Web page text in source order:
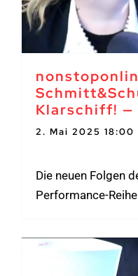
Klarschiff! —
2. Mai 2025 18:00
Die neuen Folgen
Performance-Reihe